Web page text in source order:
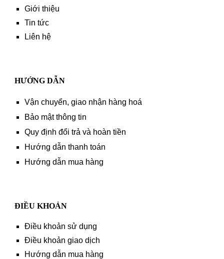
Giới thiệu
Tin tức
Liên hệ
HƯỚNG DẪN
Vận chuyển, giao nhận hàng hoá
Bảo mật thông tin
Quy định đổi trả và hoàn tiền
Hướng dẫn thanh toán
Hướng dẫn mua hàng
ĐIỀU KHOẢN
Điều khoản sử dụng
Điều khoản giao dịch
Hướng dẫn mua hàng